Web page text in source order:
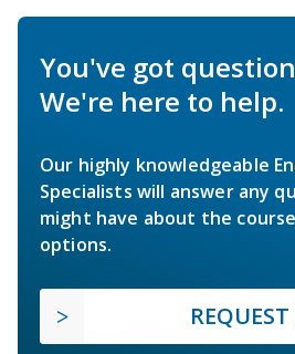
You've got
We're here to help.
Our highly knowledgeable
Specialists will answer any
might have about the
options.